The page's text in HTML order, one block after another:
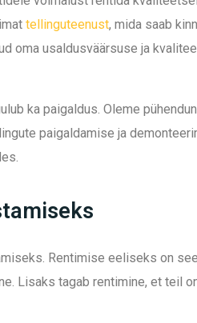
tellinguteenust, mida saab
oma usaldusväärsuse ja
ka paigaldus. Oleme
paigaldamise ja
Rentimise eeliseks on
Lisaks tagab rentimine, et teil